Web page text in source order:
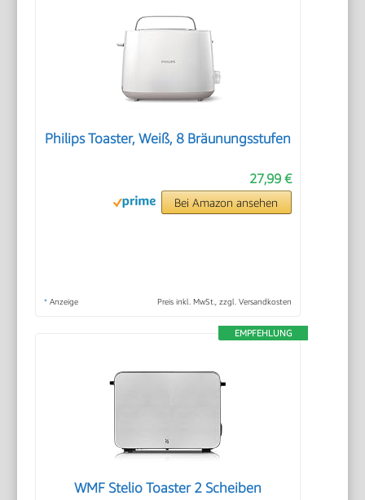
Philips Toaster, Weiß, 8 Bräunungsstufen
27,99 €
Bei Amazon ansehen
* Anzeige Preis inkl. MwSt., zzgl. Versandkosten
EMPFEHLUNG
WMF Stelio Toaster 2 Scheiben